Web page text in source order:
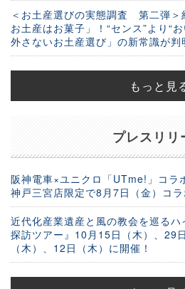
＜お土産選びの実態調査 第二弾＞
お土産はお菓子」！“センス”より“
外さないお土産選び」の新常識が判
もっと見
プレスリリ
阪神電車×ユニクロ「UTme!」コラ
神戸三宮店限定で8月7日（金）コ
近代化産業遺産と風の教会を巡る
探訪ツアー』10月15日（木）、29
（木）、12日（木）に開催！